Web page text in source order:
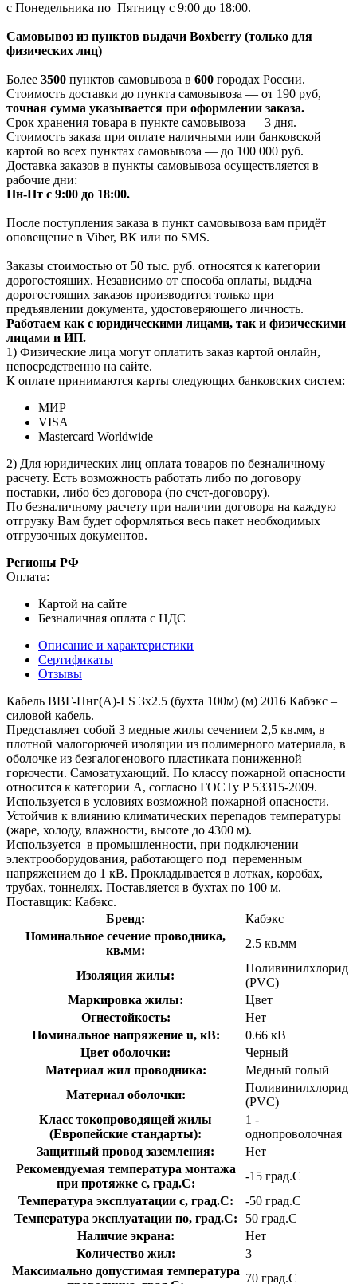
с Понедельника по Пятницу с 9:00 до 18:00.
Самовывоз из пунктов выдачи Boxberry (только для
физических лиц)
Более 3500 пунктов самовывоза в 600 городах России.
Стоимость доставки до пункта самовывоза — от 190 руб,
точная сумма указывается при оформлении заказа.
Срок хранения товара в пункте самовывоза — 3 дня.
Стоимость заказа при оплате наличными или банковской
картой во всех пунктах самовывоза — до 100 000 руб.
Доставка заказов в пункты самовывоза осуществляется в
рабочие дни:
Пн-Пт с 9:00 до 18:00.
После поступления заказа в пункт самовывоза вам придёт
оповещение в Viber, ВК или по SMS.
Заказы стоимостью от 50 тыс. руб. относятся к категории
дорогостоящих. Независимо от способа оплаты, выдача
дорогостоящих заказов производится только при
предъявлении документа, удостоверяющего личность.
Работаем как с юридическими лицами, так и физическими
лицами и ИП.
1) Физические лица могут оплатить заказ картой онлайн,
непосредственно на сайте.
К оплате принимаются карты следующих банковских систем:
МИР
VISA
Mastercard Worldwide
2) Для юридических лиц оплата товаров по безналичному
расчету. Есть возможность работать либо по договору
поставки, либо без договора (по счет-договору).
По безналичному расчету при наличии договора на каждую
отгрузку Вам будет оформляться весь пакет необходимых
отгрузочных документов.
Регионы РФ
Оплата:
Картой на сайте
Безналичная оплата с НДС
Описание и характеристики
Сертификаты
Отзывы
Кабель ВВГ-Пнг(А)-LS 3х2.5 (бухта 100м) (м) 2016 Кабэкс –
силовой кабель.
Представляет собой 3 медные жилы сечением 2,5 кв.мм, в
плотной малогорючей изоляции из полимерного материала, в
оболочке из безгалогенового пластиката пониженной
горючести. Самозатухающий. По классу пожарной опасности
относится к категории А, согласно ГОСТу Р 53315-2009.
Используется в условиях возможной пожарной опасности.
Устойчив к влиянию климатических перепадов температуры
(жаре, холоду, влажности, высоте до 4300 м).
Используется в промышленности, при подключении
электрооборудования, работающего под переменным
напряжением до 1 кВ. Прокладывается в лотках, коробах,
трубах, тоннелях. Поставляется в бухтах по 100 м.
Поставщик: Кабэкс.
Бренд:
Кабэкс
Номинальное сечение проводника,
кв.мм:
2.5 кв.мм
Изоляция жилы:
Поливинилхлорид
(PVC)
Маркировка жилы:
Цвет
Огнестойкость:
Нет
Номинальное напряжение u, кВ:
0.66 кВ
Цвет оболочки:
Черный
Материал жил проводника:
Медный голый
Материал оболочки:
Поливинилхлорид
(PVC)
Класс токопроводящей жилы
(Европейские стандарты):
1 -
однопроволочная
Защитный провод заземления:
Нет
Рекомендуемая температура монтажа
при протяжке с, град.C:
-15 град.C
Температура эксплуатации с, град.C:
-50 град.C
Температура эксплуатации по, град.C:
50 град.C
Наличие экрана:
Нет
Количество жил:
3
Максимально допустимая температура
70 град.C